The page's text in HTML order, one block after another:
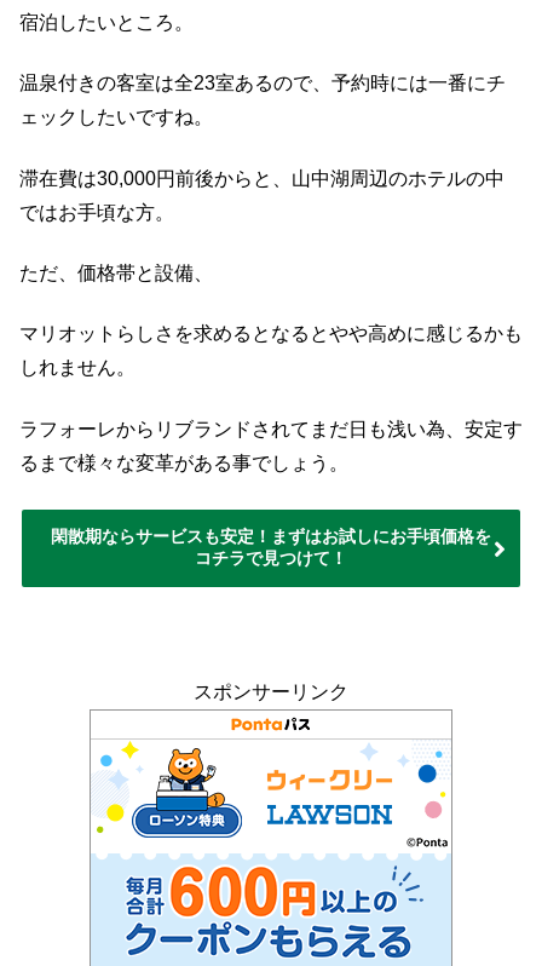
宿泊したいところ。
温泉付きの客室は全23室あるので、予約時には一番にチ
ェックしたいですね。
滞在費は30,000円前後からと、山中湖周辺のホテルの中
ではお手頃な方。
ただ、価格帯と設備、
マリオットらしさを求めるとなるとやや高めに感じるかも
しれません。
ラフォーレからリブランドされてまだ日も浅い為、安定す
るまで様々な変革がある事でしょう。
閑散期ならサービスも安定！まずはお試しにお手頃価格を
コチラで見つけて！
スポンサーリンク